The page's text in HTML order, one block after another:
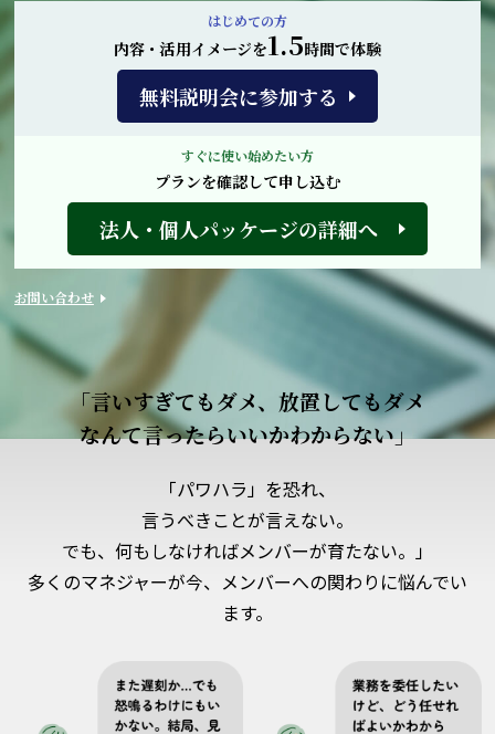
はじめての方
内容・活用イメージを1.5時間で体験
無料説明会に参加する
すぐに使い始めたい方
プランを確認して申し込む
法人・個人パッケージの詳細へ
お問い合わせ
「言いすぎてもダメ、放置してもダメ
なんて言ったらいいかわからない」
「パワハラ」を恐れ、
言うべきことが言えない。
でも、何もしなければメンバーが育たない。」
多くのマネジャーが今、メンバーへの関わりに悩んでい
ます。